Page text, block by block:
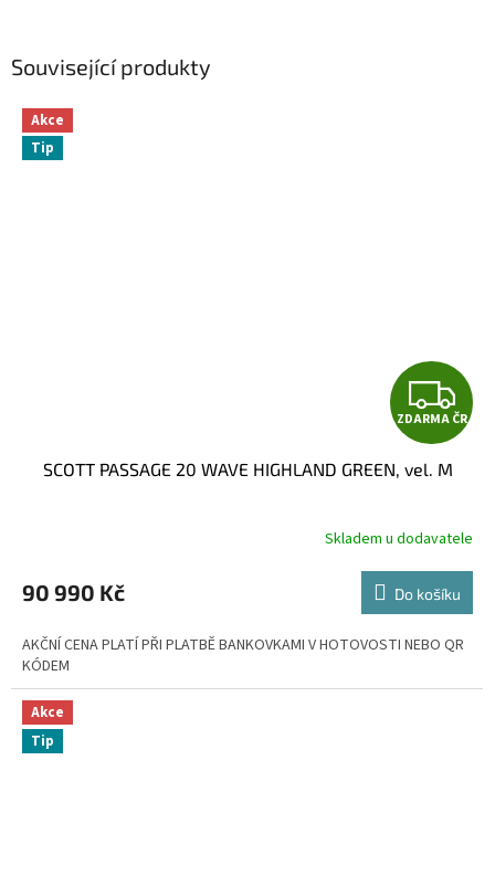
Související produkty
Akce
Tip
Z
D
R
M
A
ZDARMA ČR
SCOTT PASSAGE 20 WAVE HIGHLAND GREEN, vel. M
Skladem u dodavatele
90 990 Kč Do košíku
AKČNÍ CENA PLATÍ PŘI PLATBĚ BANKOVKAMI V HOTOVOSTI NEBO QR
KÓDEM
Akce
Tip